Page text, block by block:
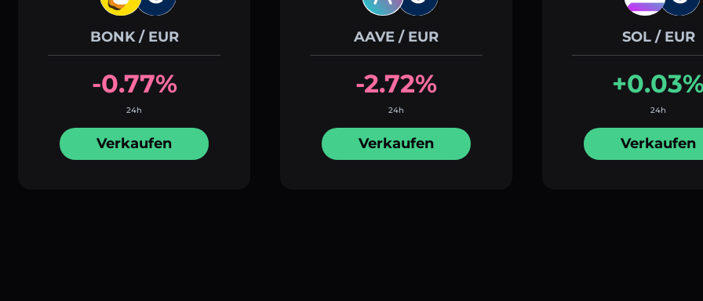
BONK / EUR
-0.77%
24h
Verkaufen
AAVE / EUR
-2.72%
24h
Verkaufen
SOL / EUR
24h
Verkaufen